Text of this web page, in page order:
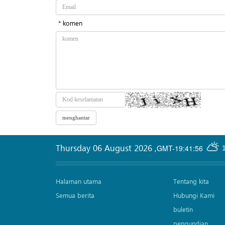
* komen
GMT-19:41:56
Thursday 06 August 2026 ,
Halaman utama
Semua berita
Tentang kita
Hubungi Kami
buletin
pengundian